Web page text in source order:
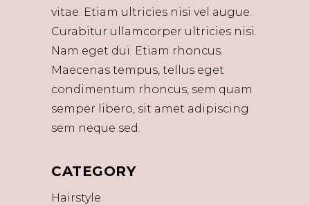
vitae. Etiam ultricies nisi vel augue.
Curabitur ullamcorper ultricies nisi.
Nam eget dui. Etiam rhoncus.
Maecenas tempus, tellus eget
condimentum rhoncus, sem quam
semper libero, sit amet adipiscing
sem neque sed.
CATEGORY
Hairstyle